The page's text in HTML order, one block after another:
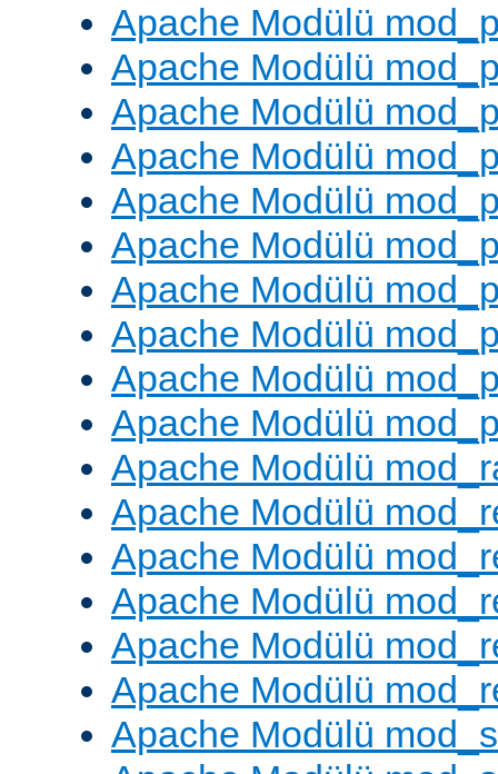
Apache Modülü
Apache Modülü
Apache Modülü
Apache Modülü
Apache Modülü
Apache Modülü
Apache Modülü
Apache Modülü
Apache Modülü
Apache Modülü
Apache Modülü
Apache Modülü
Apache Modülü
Apache Modülü
Apache Modülü
Apache Modülü
Apache Modülü